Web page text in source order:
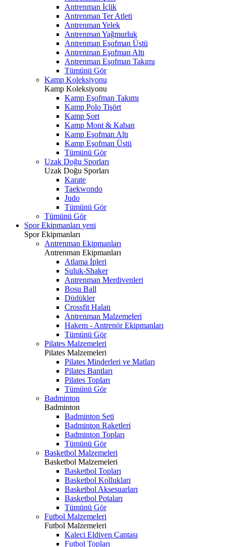
Antrenman İçlik
Antrenman Ter Atleti
Antrenman Yelek
Antrenman Yağmurluk
Antrenman Eşofman Üstü
Antrenman Eşofman Altı
Antrenman Eşofman Takımı
Tümünü Gör
Kamp Koleksiyonu
Kamp Koleksiyonu
Kamp Eşofman Takımı
Kamp Polo Tişört
Kamp Şort
Kamp Mont & Kaban
Kamp Eşofman Altı
Kamp Eşofman Üstü
Tümünü Gör
Uzak Doğu Sporları
Uzak Doğu Sporları
Karate
Taekwondo
Judo
Tümünü Gör
Tümünü Gör
Spor Ekipmanları yeni
Spor Ekipmanları
Antrenman Ekipmanları
Antrenman Ekipmanları
Atlama İpleri
Suluk-Shaker
Antrenman Merdivenleri
Bosu Ball
Düdükler
Crossfit Halatı
Antrenman Malzemeleri
Hakem - Antrenör Ekipmanları
Tümünü Gör
Pilates Malzemeleri
Pilates Malzemeleri
Pilates Minderleri ve Matları
Pilates Bantları
Pilates Topları
Tümünü Gör
Badminton
Badminton
Badminton Seti
Badminton Raketleri
Badminton Topları
Tümünü Gör
Basketbol Malzemeleri
Basketbol Malzemeleri
Basketbol Topları
Basketbol Kollukları
Basketbol Aksesuarları
Basketbol Potaları
Tümünü Gör
Futbol Malzemeleri
Futbol Malzemeleri
Kaleci Eldiven Çantası
Futbol Topları